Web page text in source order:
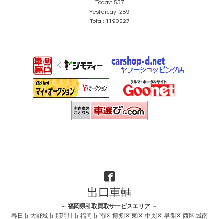
Today: 557
Yesterday: 289
Total: 1190527
出口車輌
～ 福岡県引取買取サービスエリア～
春日市 大野城市 那珂川市 福岡市 南区 博多区 東区 中央区 早良区 西区 城南